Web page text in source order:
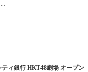
ィ銀行 HKT48劇場 オープン